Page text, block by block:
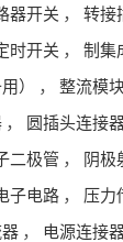
器开关 ， 转接
时开关 ，
制集
） ， 整流模
， 圆插头连接
二极管 ， 阴极
子电路 ， 压力
， 电源连接